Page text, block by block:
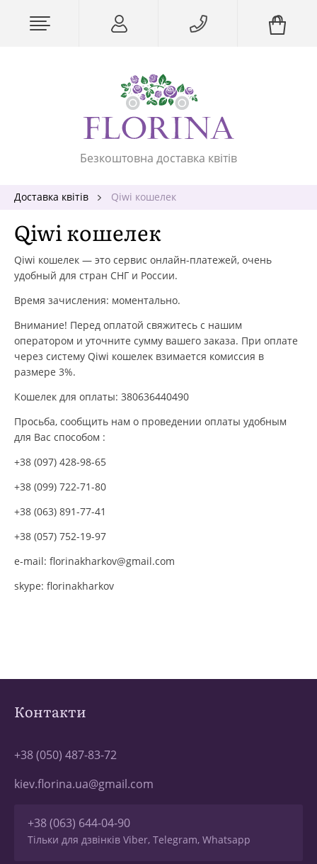
Безкоштовна доставка квітів
Доставка квітів Qiwi кошелек
Qiwi кошелек
Qiwi кошелек — это сервис онлайн-платежей, очень
удобный для стран СНГ и России.
Время зачисления: моментально.
Внимание! Перед оплатой свяжитесь с нашим
оператором и уточните сумму вашего заказа. При оплате
через систему Qiwi кошелек взимается комиссия в
размере 3%.
Кошелек для оплаты: 380636440490
Просьба, сообщить нам о проведении оплаты удобным
для Вас способом :
+38 (097) 428-98-65
+38 (099) 722-71-80
+38 (063) 891-77-41
+38 (057) 752-19-97
e-mail: florinakharkov@gmail.com
skype: florinakharkov
Контакти
+38 (050) 487-83-72
kiev.florina.ua@gmail.com
+38 (063) 644-04-90
Тільки для дзвінків Viber, Telegram, Whatsapp